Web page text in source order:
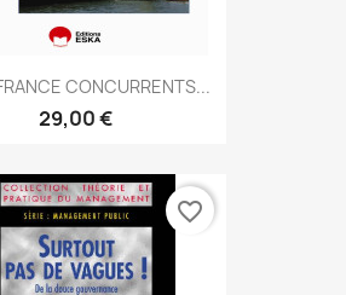
FRANCE CONCURRENTS...
29,00 €
favorite_border